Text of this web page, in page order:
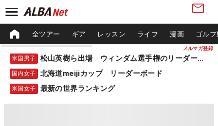
メルマガ登録
全ツアー ギア レッスン ライフ 漫画 ゴル
米国男子 松山英樹ら出場 ウィンダム選手権のリーダーボード
国内女子 北海道meijiカップ リーダーボード
米国女子 最新の世界ランキング